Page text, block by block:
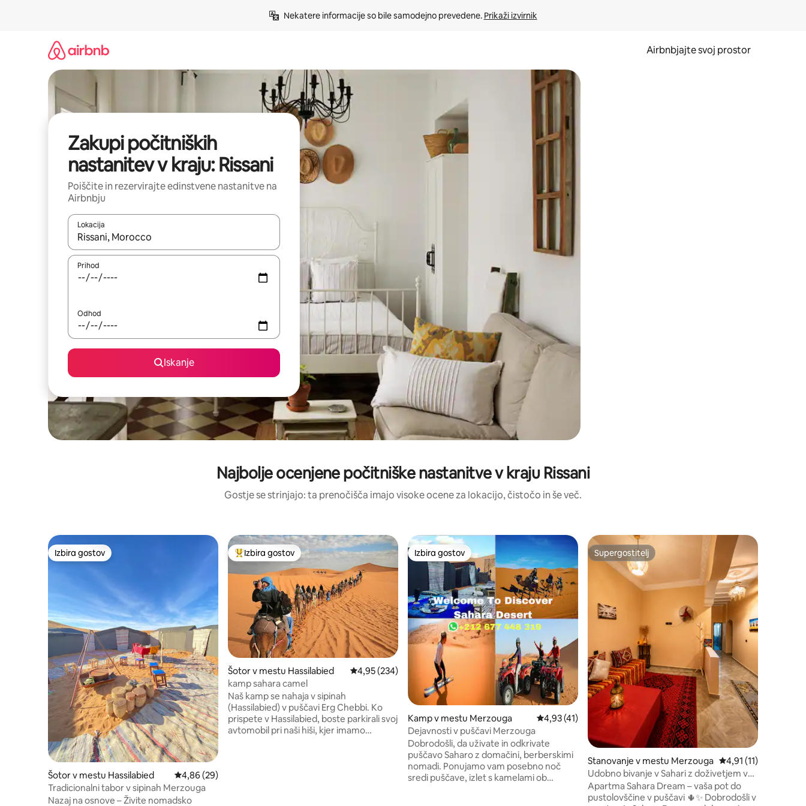
Nekatere informacije so bile samodejno prevedene. Prikaži izvirnik
Airbnbjajte svoj prostor
Zakupi počitniških
nastanitev v kraju: Rissani
Poiščite in rezervirajte edinstvene nastanitve na
Airbnbju
Lokacija
Ko so rezultati na voljo, krmarite s puščičnima tipkama gor in dol ali pa raziskujte z dotikom ali podrsljajem.
Prihod
Odhod
Iskanje
Najbolje ocenjene počitniške nastanitve v kraju Rissani
Gostje se strinjajo: ta prenočišča imajo visoke ocene za lokacijo, čistočo in še več.
Izbira gostov
Izbira gostov
Šotor v mestu Hassilabied Povprečna ocena: 4,86 od 5, št. mnenj: 29
4,86 (29)
Tradicionalni tabor v sipinah Merzouga
Nazaj na osnove – Živite nomadsko
Najbolj priljubljena prenočišča z značko »Izbira gostov«
Izbira gostov
Šotor v mestu Hassilabied Povprečna ocena: 4,95 od 5, št. mnenj: 234
4,95 (234)
kamp sahara camel
Naš kamp se nahaja v sipinah
(Hassilabied) v puščavi Erg Chebbi. Ko
prispete v Hassilabied, boste parkirali svoj
avtomobil pri naši hiši, kjer imamo
Izbira gostov
Izbira gostov
Kamp v mestu Merzouga Povprečna ocena: 4,93 od 5, št. mnenj: 41
4,93 (41)
Dejavnosti v puščavi Merzouga
Dobrodošli, da uživate in odkrivate
puščavo Saharo z domačini, berberskimi
nomadi. Ponujamo vam posebno noč
sredi puščave, izlet s kamelami ob
Supergostitelj
Supergostitelj
Stanovanje v mestu Merzouga Povprečna ocena:
4,91 (11)
Udobno bivanje v Sahari z doživetjem v
puščavi
Apartma Sahara Dream – vaša pot do
pustolovščine v puščavi 🌵✨ Dobrodošli v